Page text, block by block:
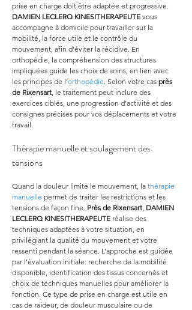
prise en charge doit être adaptée et progressive.
DAMIEN LECLERQ KINESITHERAPEUTE vous
accompagne à domicile pour travailler sur la
mobilité, la force utile et le contrôle du
mouvement, afin d’éviter la récidive. En
orthopédie, la compréhension des structures
impliquées guide les choix de soins, en lien avec
les principes de l’orthopédie. Selon votre cas près
de Rixensart, le traitement peut inclure des
exercices ciblés, une progression d’activité et des
consignes précises pour vos déplacements et votre
travail.
Thérapie manuelle et soulagement des
tensions
Quand la douleur limite le mouvement, la thérapie
manuelle permet de traiter les restrictions et les
tensions de façon fine. Près de Rixensart, DAMIEN
LECLERQ KINESITHERAPEUTE réalise des
techniques adaptées à votre situation, en
privilégiant la qualité du mouvement et votre
ressenti pendant la séance. L’approche est guidée
par l’évaluation initiale: recherche de la mobilité
disponible, identification des tissus concernés et
choix de techniques manuelles pour améliorer la
fonction. Ce type de prise en charge est utile en
cas de raideur, de douleur musculaire ou de